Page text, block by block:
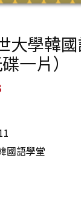
大學韓
一片）
國語學堂